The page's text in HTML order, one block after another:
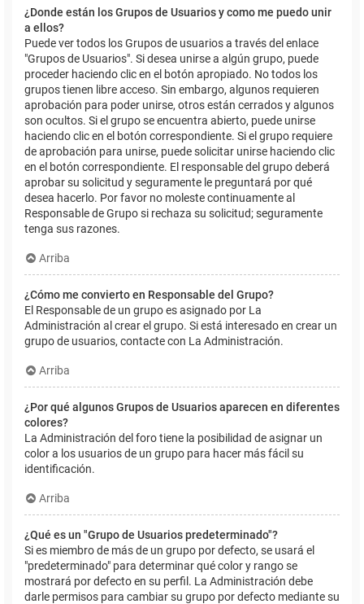
¿Donde están los Grupos de Usuarios y como me puedo unir
a ellos?
Puede ver todos los Grupos de usuarios a través del enlace
"Grupos de Usuarios". Si desea unirse a algún grupo, puede
proceder haciendo clic en el botón apropiado. No todos los
grupos tienen libre acceso. Sin embargo, algunos requieren
aprobación para poder unirse, otros están cerrados y algunos
son ocultos. Si el grupo se encuentra abierto, puede unirse
haciendo clic en el botón correspondiente. Si el grupo requiere
de aprobación para unirse, puede solicitar unirse haciendo clic
en el botón correspondiente. El responsable del grupo deberá
aprobar su solicitud y seguramente le preguntará por qué
desea hacerlo. Por favor no moleste continuamente al
Responsable de Grupo si rechaza su solicitud; seguramente
tenga sus razones.
Arriba
¿Cómo me convierto en Responsable del Grupo?
El Responsable de un grupo es asignado por La
Administración al crear el grupo. Si está interesado en crear un
grupo de usuarios, contacte con La Administración.
Arriba
¿Por qué algunos Grupos de Usuarios aparecen en diferentes
colores?
La Administración del foro tiene la posibilidad de asignar un
color a los usuarios de un grupo para hacer más fácil su
identificación.
Arriba
¿Qué es un "Grupo de Usuarios predeterminado"?
Si es miembro de más de un grupo por defecto, se usará el
"predeterminado" para determinar qué color y rango se
mostrará por defecto en su perfil. La Administración debe
darle permisos para cambiar su grupo por defecto mediante su